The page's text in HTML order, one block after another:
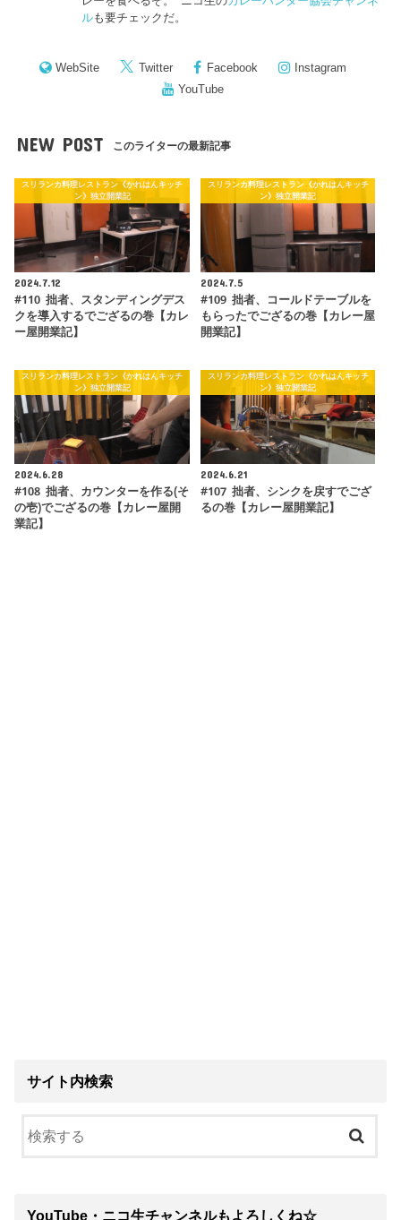
ルも要チェックだ。
WebSite Twitter Facebook
Instagram
YouTube
NEW POST このライターの最新記事
スリランカ料理レストラン《かれはんキッチ
ン》独立開業記
2024.7.12
#110 拙者、スタンディングデス
クを導入するでござるの巻【カレ
ー屋開業記】
スリランカ料理レストラン《かれはんキッチ
ン》独立開業記
2024.7.5
#109 拙者、コールドテーブルを
もらったでござるの巻【カレー屋
開業記】
スリランカ料理レストラン《かれはんキッチ
ン》独立開業記
2024.6.28
#108 拙者、カウンターを作る(そ
の壱)でござるの巻【カレー屋開
業記】
スリランカ料理レストラン《かれはんキッチ
ン》独立開業記
2024.6.21
#107 拙者、シンクを戻すでござ
るの巻【カレー屋開業記】
サイト内検索
YouTube・ニコ生チャンネルもよろしくね☆